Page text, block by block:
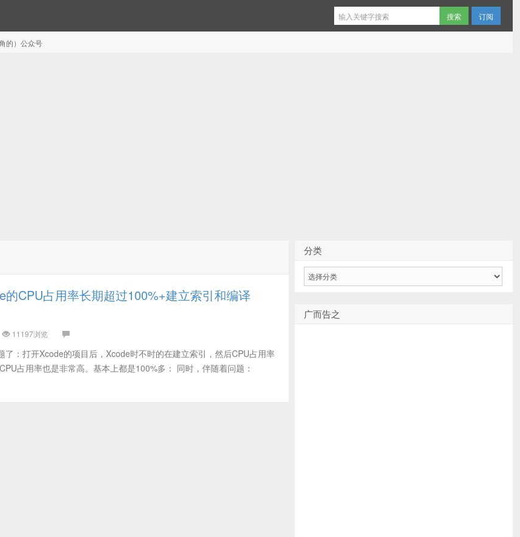
订阅
的）公众号
的CPU占用率长期超过100%+建立索引和编译
11197浏览
了：打开Xcode的项目后，Xcode时不时的在建立索引，然后CPU占用率
占用率也是非常高。基本上都是100%多： 同时，伴随着问题：
分类
广而告之